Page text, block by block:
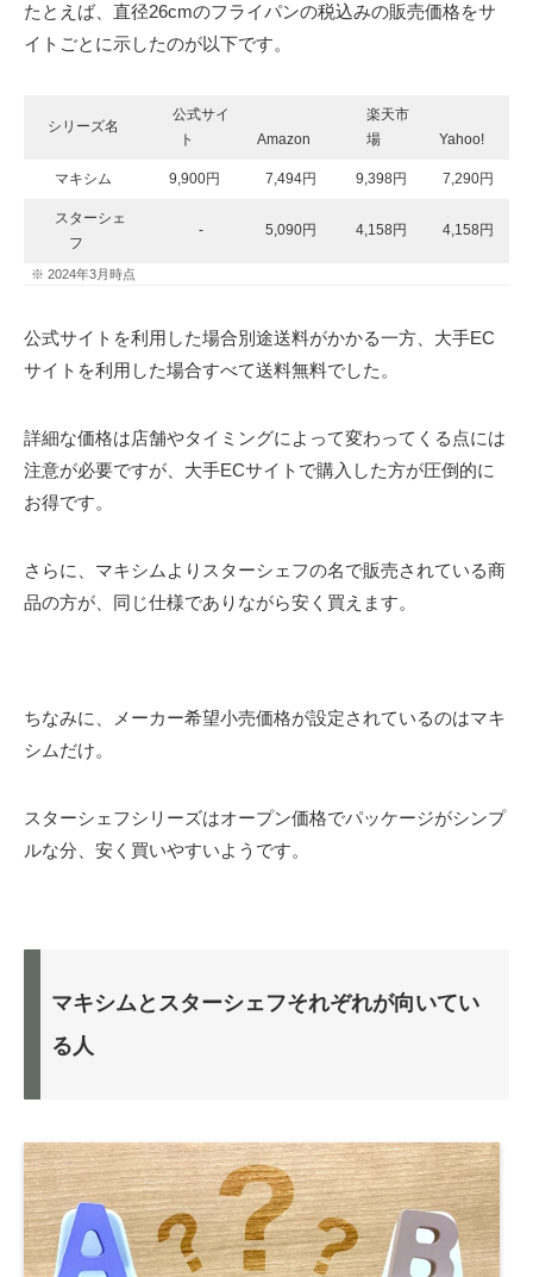
たとえば、直径26cmのフライパンの税込みの販売価格をサ
イトごとに示したのが以下です。
シリーズ名
公式サイ
ト
Amazon
楽天市
場
Yahoo!
マキシム 9,900円 7,494円 9,398円 7,290円
スターシェ
フ
- 5,090円 4,158円 4,158円
※ 2024年3月時点
公式サイトを利用した場合別途送料がかかる一方、大手EC
サイトを利用した場合すべて送料無料でした。
詳細な価格は店舗やタイミングによって変わってくる点には
注意が必要ですが、大手ECサイトで購入した方が圧倒的に
お得です。
さらに、マキシムよりスターシェフの名で販売されている商
品の方が、同じ仕様でありながら安く買えます。
ちなみに、メーカー希望小売価格が設定されているのはマキ
シムだけ。
スターシェフシリーズはオープン価格でパッケージがシンプ
ルな分、安く買いやすいようです。
マキシムとスターシェフそれぞれが向いてい
る人